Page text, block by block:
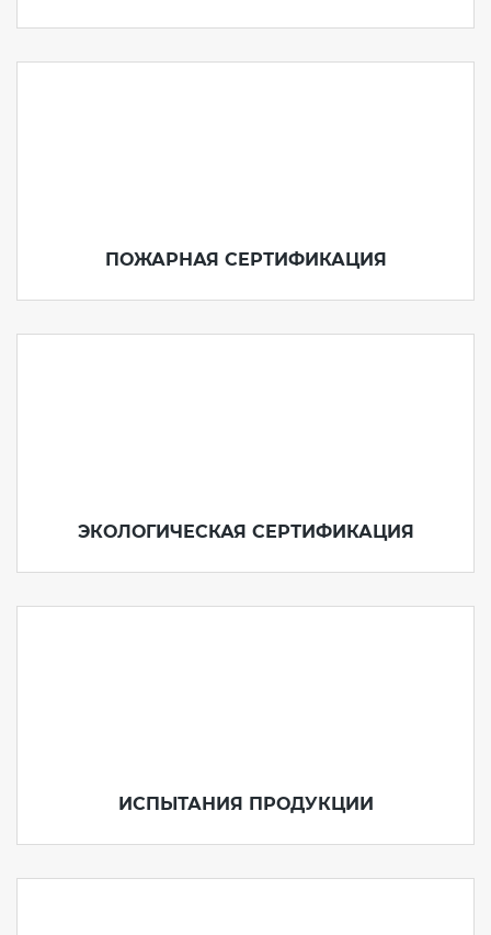
ПОЖАРНАЯ СЕРТИФИКАЦИЯ
ЭКОЛОГИЧЕСКАЯ СЕРТИФИКАЦИЯ
ИСПЫТАНИЯ ПРОДУКЦИИ